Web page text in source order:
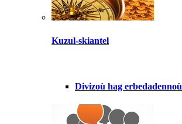
Kuzul-skiantel
Divizoù hag erbedadennoù